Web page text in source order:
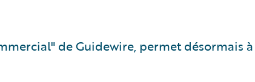
de Guidewire, permet désormais à